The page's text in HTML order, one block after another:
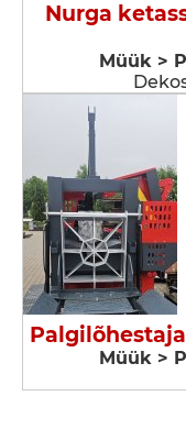
Nurga
Müük >
Müük >